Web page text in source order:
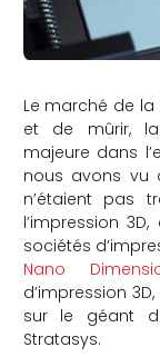
Le marché de la
et de mûrir,
majeure dans
nous avons vu
n’étaient pas
l’impression
sociétés
Nano
d’impression
sur le géant
Stratasys.